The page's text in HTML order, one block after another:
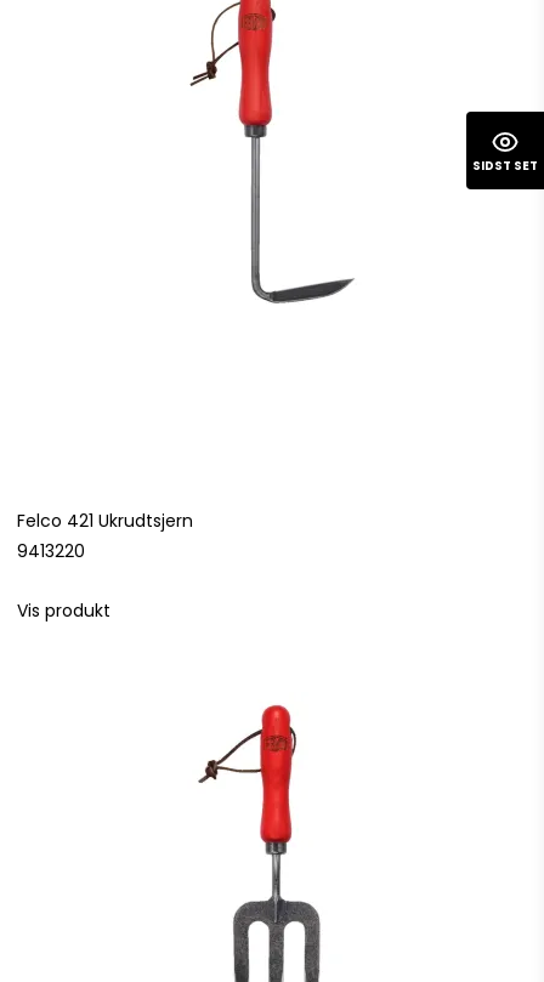
Felco 421 Ukrudtsjern
9413220
Vis produkt
SIDST SET